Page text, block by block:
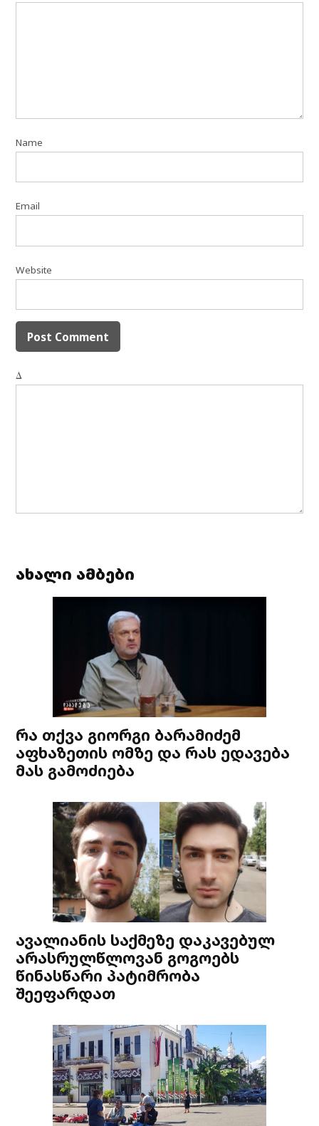
Name
Email
Website
Δ
ახალი ამბები
რა თქვა გიორგი ბარამიძემ
აფხაზეთის ომზე და რას ედავება
მას გამოძიება
ავალიანის საქმეზე დაკავებულ
არასრულწლოვან გოგოებს
წინასწარი პატიმრობა
შეეფარდათ